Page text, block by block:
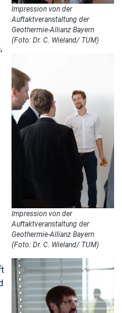
Impression von der
Auftaktveranstaltung der
Geothermie-Allianz Bayern
(Foto: Dr. C. Wieland/ TUM)
Impression von der
Auftaktveranstaltung der
Geothermie-Allianz Bayern
(Foto: Dr. C. Wieland/ TUM)